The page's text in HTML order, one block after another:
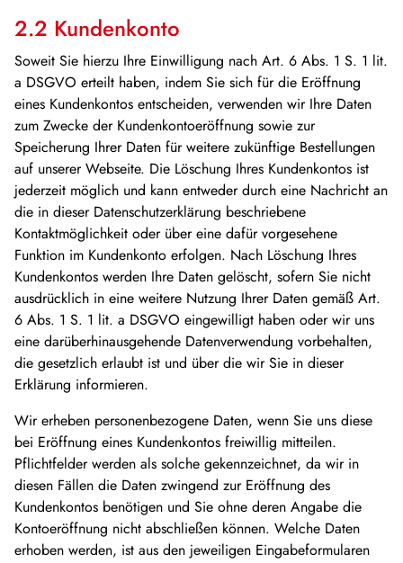
2.2 Kundenkonto
Soweit Sie hierzu Ihre Einwilligung nach Art. 6 Abs. 1 S. 1 lit.
a DSGVO erteilt haben, indem Sie sich für die Eröffnung
eines Kundenkontos entscheiden, verwenden wir Ihre Daten
zum Zwecke der Kundenkontoeröffnung sowie zur
Speicherung Ihrer Daten für weitere zukünftige Bestellungen
auf unserer Webseite. Die Löschung Ihres Kundenkontos ist
jederzeit möglich und kann entweder durch eine Nachricht an
die in dieser Datenschutzerklärung beschriebene
Kontaktmöglichkeit oder über eine dafür vorgesehene
Funktion im Kundenkonto erfolgen. Nach Löschung Ihres
Kundenkontos werden Ihre Daten gelöscht, sofern Sie nicht
ausdrücklich in eine weitere Nutzung Ihrer Daten gemäß Art.
6 Abs. 1 S. 1 lit. a DSGVO eingewilligt haben oder wir uns
eine darüberhinausgehende Datenverwendung vorbehalten,
die gesetzlich erlaubt ist und über die wir Sie in dieser
Erklärung informieren.
Wir erheben personenbezogene Daten, wenn Sie uns diese
bei Eröffnung eines Kundenkontos freiwillig mitteilen.
Pflichtfelder werden als solche gekennzeichnet, da wir in
diesen Fällen die Daten zwingend zur Eröffnung des
Kundenkontos benötigen und Sie ohne deren Angabe die
Kontoeröffnung nicht abschließen können. Welche Daten
erhoben werden, ist aus den jeweiligen Eingabeformularen